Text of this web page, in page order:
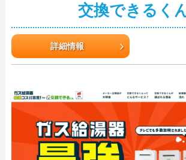
交換できるく
詳細情報